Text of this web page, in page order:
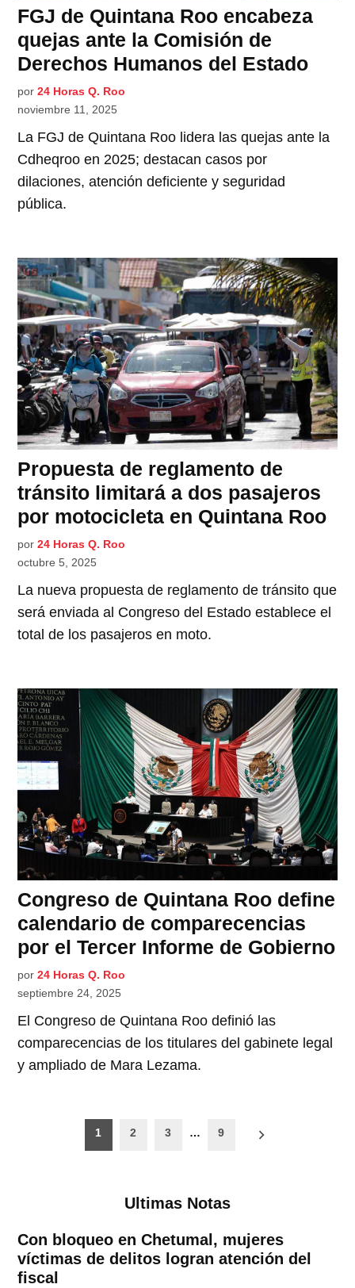
FGJ de Quintana Roo encabeza
quejas ante la Comisión de
Derechos Humanos del Estado
por 24 Horas Q. Roo
noviembre 11, 2025
La FGJ de Quintana Roo lidera las quejas ante la
Cdheqroo en 2025; destacan casos por
dilaciones, atención deficiente y seguridad
pública.
Propuesta de reglamento de
tránsito limitará a dos pasajeros
por motocicleta en Quintana Roo
por 24 Horas Q. Roo
octubre 5, 2025
La nueva propuesta de reglamento de tránsito que
será enviada al Congreso del Estado establece el
total de los pasajeros en moto.
Congreso de Quintana Roo define
calendario de comparecencias
por el Tercer Informe de Gobierno
por 24 Horas Q. Roo
septiembre 24, 2025
El Congreso de Quintana Roo definió las
comparecencias de los titulares del gabinete legal
y ampliado de Mara Lezama.
Paginación
1 2 3 … 9
Ultimas Notas
Con bloqueo en Chetumal, mujeres
víctimas de delitos logran atención del
fiscal